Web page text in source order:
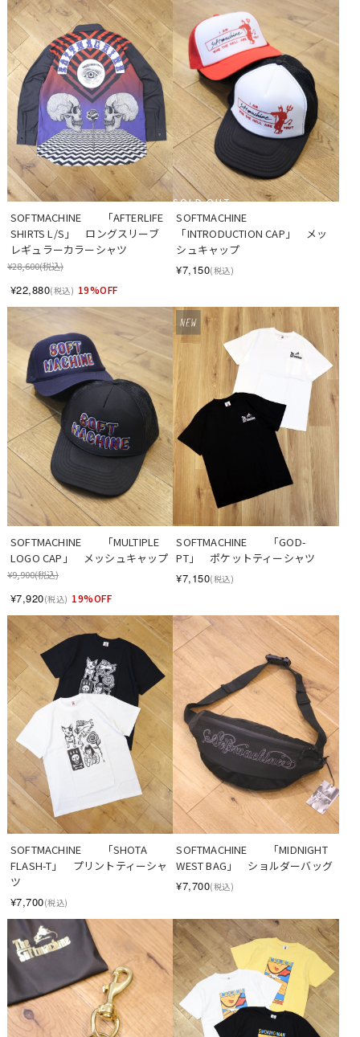
SOFTMACHINE　　「AFTERLIFE
SHIRTS L/S」　ロングスリーブ
レギュラーカラーシャツ
¥28,600(税込)
¥22,880(税込) 19%OFF
SOLD OUT
SOFTMACHINE
「INTRODUCTION CAP」　メッ
シュキャップ
¥7,150(税込)
SOFTMACHINE　　「MULTIPLE
LOGO CAP」　メッシュキャップ
¥9,900(税込)
¥7,920(税込) 19%OFF
SOFTMACHINE　　「GOD-
PT」　ポケットティーシャツ
¥7,150(税込)
SOFTMACHINE　　「SHOTA
FLASH-T」　プリントティーシャ
ツ
¥7,700(税込)
SOFTMACHINE　　「MIDNIGHT
WEST BAG」　ショルダーバッグ
¥7,700(税込)